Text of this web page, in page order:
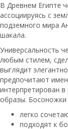
В Древнем Египте
ассоциируясь с
подземного мира
шакала.
Универсальность
любым стилем,
выглядит
предпочитают
интерпретирован в
образы.
легко
подходят к